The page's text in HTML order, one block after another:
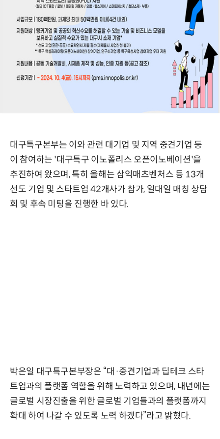
대구특구본부는 이와 관련 대기업 및 지역 중견기업 등
이 참여하는 '대구특구 이노폴리스 오픈이노베이션'을
추진하여 왔으며, 특히 올해는 삼익매츠벤처스 등 13개
선도 기업 및 스타트업 42개사가 참가, 일대일 매칭 상담
회 및 후속 미팅을 진행한 바 있다.
박은일 대구특구본부장은 “대·중견기업과 딥테크 스타
트업과의 플랫폼 역할을 위해 노력하고 있으며, 내년에는
글로벌 시장진출을 위한 글로벌 기업들과의 플랫폼까지
확대 하여 나갈 수 있도록 노력 하겠다”라고 밝혔다.